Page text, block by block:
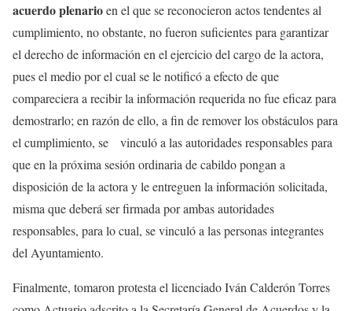
acuerdo plenarioen el que se reconocieron actos tendentes al
cumplimiento, no obstante, no fueron suficientes para garantizar
el derecho de información en el ejercicio del cargo de la actora,
pues el medio por el cual se le notificó a efecto de que
compareciera a recibir la información requerida no fue eficaz para
demostrarlo; en razón de ello, a fin de remover los obstáculos para
el cumplimiento, se vinculó a las autoridades responsables para
que en la próxima sesión ordinaria de cabildo pongan a
disposición de la actora y le entreguen la información solicitada,
misma que deberá ser firmada por ambas autoridades
responsables, para lo cual, se vinculó a las personas integrantes
del Ayuntamiento.
Finalmente, tomaron protesta el licenciado Iván Calderón Torres